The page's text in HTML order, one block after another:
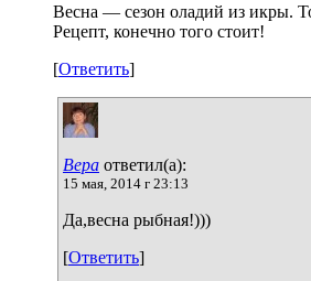
Весна — сезон оладий из икры.
Рецепт, конечно того стоит!
[Ответить]
Вера ответил(а):
15 мая, 2014 г 23:13
Да,весна рыбная!)))
[Ответить]